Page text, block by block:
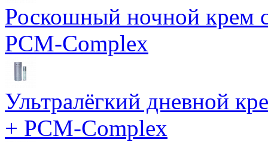
Роскошный ночной крем
PCM-Complex
Ультралёгкий дневной
+ PCM-Complex